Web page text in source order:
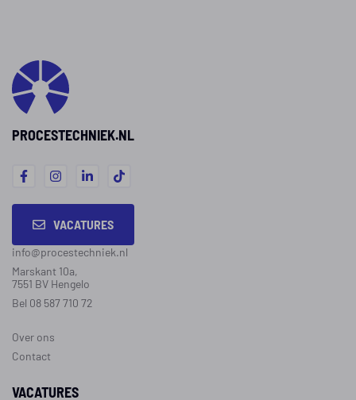
PROCESTECHNIEK.NL
VACATURES
info@procestechniek.nl
Marskant 10a,
7551 BV Hengelo
Bel 08 587 710 72
Over ons
Contact
VACATURES